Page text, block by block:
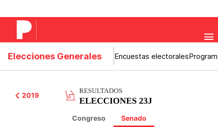
Elecciones Generales Encuestas electorales
2019
Congreso Senado